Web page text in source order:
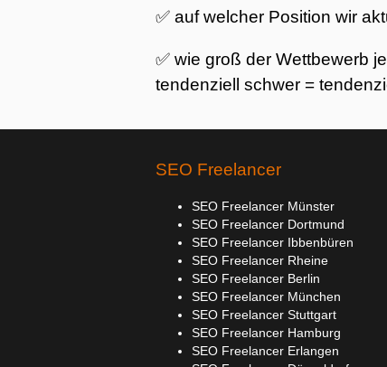
✅ auf welcher Position wir
✅ wie groß der Wettbewerb
tendenziell schwer =
SEO Freelancer
SEO Freelancer Münster
SEO Freelancer Dortmund
SEO Freelancer Ibbenbüren
SEO Freelancer Rheine
SEO Freelancer Berlin
SEO Freelancer München
SEO Freelancer Stuttgart
SEO Freelancer Hamburg
SEO Freelancer Erlangen